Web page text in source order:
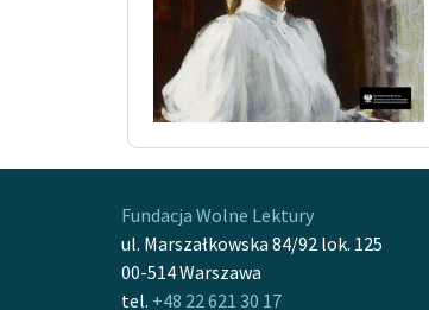
Fundacja Wolne Lektury
ul. Marszałkowska 84/92 lok. 125
00-514 Warszawa
tel. +48 22 621 30 17